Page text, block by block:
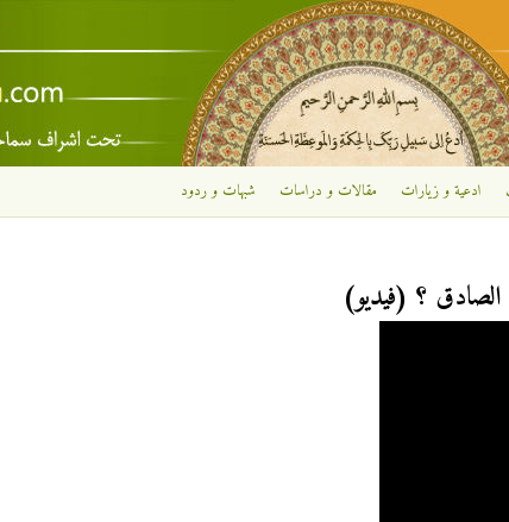
تجاوز إلى المحتوى الرئيسي
ادعية و زيارات مقالات و دراسات شبهات و ردود
الصادق ؟ (فيديو)